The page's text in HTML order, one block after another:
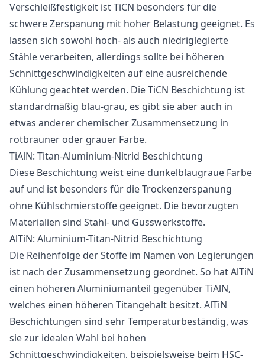
Verschleißfestigkeit ist TiCN besonders für die
schwere Zerspanung mit hoher Belastung geeignet. Es
lassen sich sowohl hoch- als auch niedriglegierte
Stähle verarbeiten, allerdings sollte bei höheren
Schnittgeschwindigkeiten auf eine ausreichende
Kühlung geachtet werden. Die TiCN Beschichtung ist
standardmäßig blau-grau, es gibt sie aber auch in
etwas anderer chemischer Zusammensetzung in
rotbrauner oder grauer Farbe.
TiAlN: Titan-Aluminium-Nitrid Beschichtung
Diese Beschichtung weist eine dunkelblaugraue Farbe
auf und ist besonders für die Trockenzerspanung
ohne Kühlschmierstoffe geeignet. Die bevorzugten
Materialien sind Stahl- und Gusswerkstoffe.
AlTiN: Aluminium-Titan-Nitrid Beschichtung
Die Reihenfolge der Stoffe im Namen von Legierungen
ist nach der Zusammensetzung geordnet. So hat AlTiN
einen höheren Aluminiumanteil gegenüber TiAlN,
welches einen höheren Titangehalt besitzt. AlTiN
Beschichtungen sind sehr Temperaturbeständig, was
sie zur idealen Wahl bei hohen
Schnittgeschwindigkeiten, beispielsweise beim HSC-